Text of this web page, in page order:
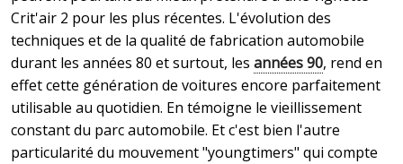
Crit'air 2 pour les plus récentes. L'évolution des
techniques et de la qualité de fabrication automobile
durant les années 80 et surtout, les années 90, rend en
effet cette génération de voitures encore parfaitement
utilisable au quotidien. En témoigne le vieillissement
constant du parc automobile. Et c'est bien l'autre
particularité du mouvement "youngtimers" qui compte